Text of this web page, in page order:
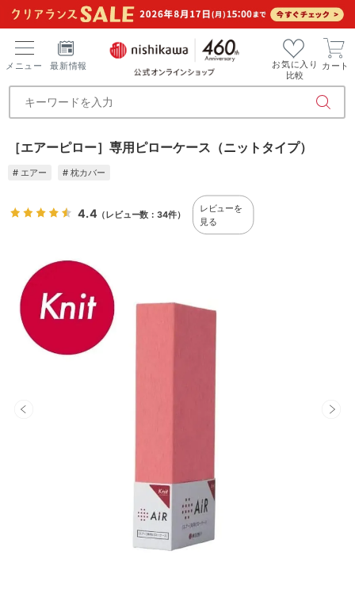
メニュー 最新情報
お気に入り
比較
カート
［エアーピロー］専用ピローケース（ニットタイプ）
# エアー # 枕カバー
4.4 （レビュー数：34件）
レビューを
見る